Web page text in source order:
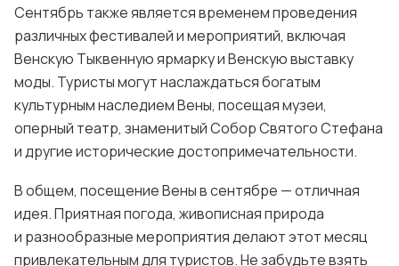
Сентябрь также является временем проведения
различных фестивалей и мероприятий, включая
Венскую Тыквенную ярмарку и Венскую выставку
моды. Туристы могут наслаждаться богатым
культурным наследием Вены, посещая музеи,
оперный театр, знаменитый Собор Святого Стефана
и другие исторические достопримечательности.
В общем, посещение Вены в сентябре — отличная
идея. Приятная погода, живописная природа
и разнообразные мероприятия делают этот месяц
привлекательным для туристов. Не забудьте взять